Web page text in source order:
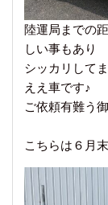
陸運局までの
しい事もあり
シッカリして
ええ車です♪
ご依頼有難う
こちらは６月